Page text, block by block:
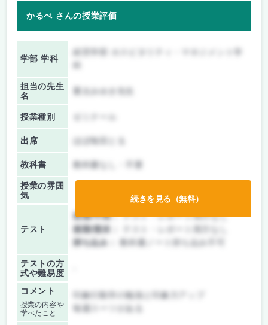
かるべ さんの授業評価
学部 学科
担当の先生
名
授業種別
出席 ほぼ毎回とる
教科書 教科書なし・不要
授業の雰囲
気
テスト
前期/中間：テスト・レポート両方なし
後期/期末：
持ち込み：
教科書ノート持ち込み不可
テストの方
式や難易度
コメント
授業の内容や
学べたこと
印象行動学の勉強と印象力アップ
毎週スーツがある
続きを見る（無料）